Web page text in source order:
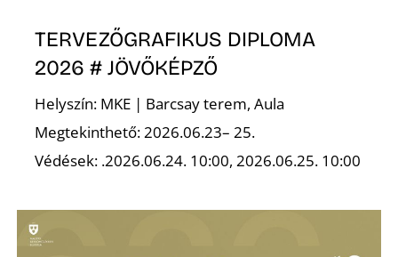
TERVEZŐGRAFIKUS DIPLOMA
2026 # JÖVŐKÉPZŐ
Helyszín: MKE | Barcsay terem, Aula
Megtekinthető: 2026.06.23– 25.
Védések: .2026.06.24. 10:00, 2026.06.25. 10:00